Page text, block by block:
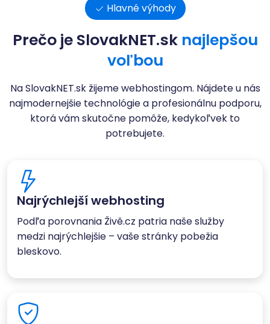
Hlavné výhody
Prečo je SlovakNET.sk najlepšou
voľbou
Na SlovakNET.sk žijeme webhostingom. Nájdete u nás
najmodernejšie technológie a profesionálnu podporu,
ktorá vám skutočne pomôže, kedykoľvek to
potrebujete.
Najrýchlejší webhosting
Podľa porovnania Živě.cz patria naše služby
medzi najrýchlejšie – vaše stránky pobežia
bleskovo.